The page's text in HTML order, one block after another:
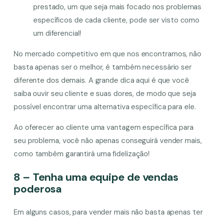
prestado, um que seja mais focado nos problemas
específicos de cada cliente, pode ser visto como
um diferencial!
No mercado competitivo em que nos encontramos, não
basta apenas ser o melhor, é também necessário ser
diferente dos demais. A grande dica aqui é que você
saiba ouvir seu cliente e suas dores, de modo que seja
possível encontrar uma alternativa específica para ele.
Ao oferecer ao cliente uma vantagem específica para
seu problema, você não apenas conseguirá vender mais,
como também garantirá uma fidelização!
8 – Tenha uma equipe de vendas
poderosa
Em alguns casos, para vender mais não basta apenas ter